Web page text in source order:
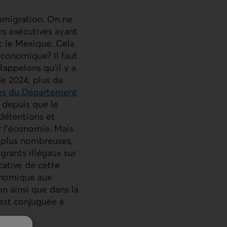
On ne
exécutives ayant
le Mexique. Cela
Il faut
qu’il y a
2024, plus de
du Département
que le
et
Mais
nombreuses,
illégaux sur
de cette
aux
ainsi que dans la
conjuguée à